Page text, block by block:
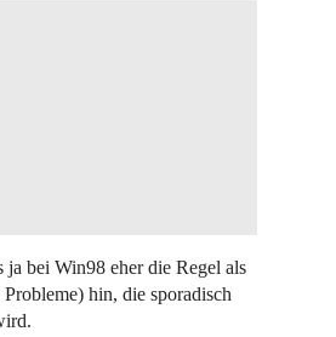
bei Win98 eher die Regel als
hin, die sporadisch